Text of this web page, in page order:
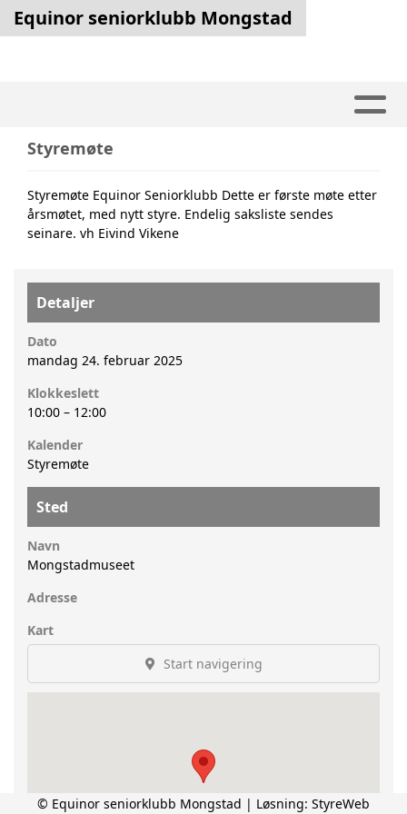
Equinor seniorklubb Mongstad
Styremøte
Styremøte Equinor Seniorklubb Dette er første møte etter
årsmøtet, med nytt styre. Endelig saksliste sendes
seinare. vh Eivind Vikene
Detaljer
Dato
mandag 24. februar 2025
Klokkeslett
10:00 – 12:00
Kalender
Styremøte
Sted
Navn
Mongstadmuseet
Adresse
Kart
Start navigering
© Equinor seniorklubb Mongstad | Løsning: StyreWeb